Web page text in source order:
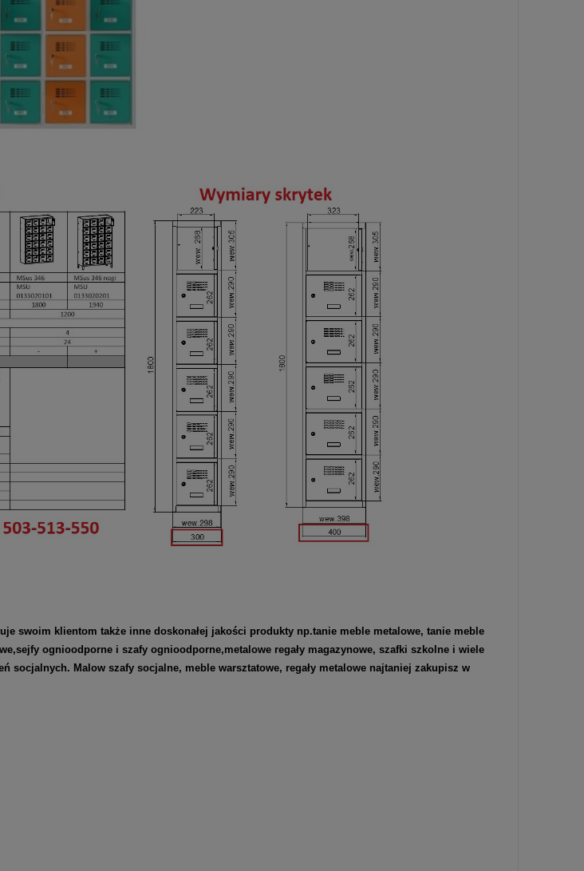
swoim klientom także inne doskonałej jakości produkty np.tanie meble metalowe, tanie meble
,sejfy ognioodporne i szafy ognioodporne,metalowe regały magazynowe, szafki szkolne i wiele
socjalnych. Malow szafy socjalne, meble warsztatowe, regały metalowe najtaniej zakupisz w